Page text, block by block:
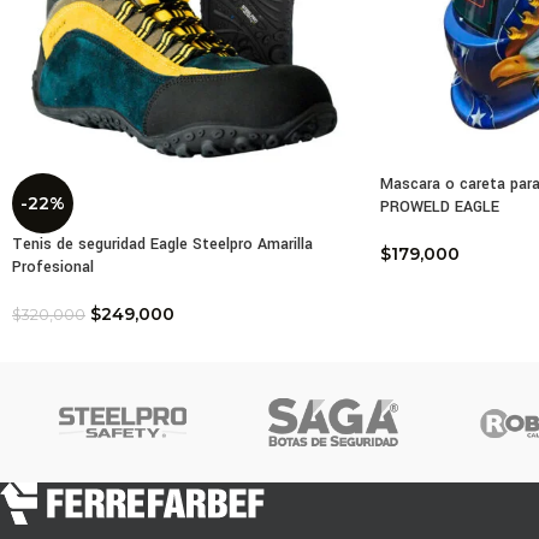
-22%
Tenis de seguridad Eagle Steelpro Amarilla
Profesional
$320,000 $249,000
Mascara o careta
PROWELD EAGLE
$179,000